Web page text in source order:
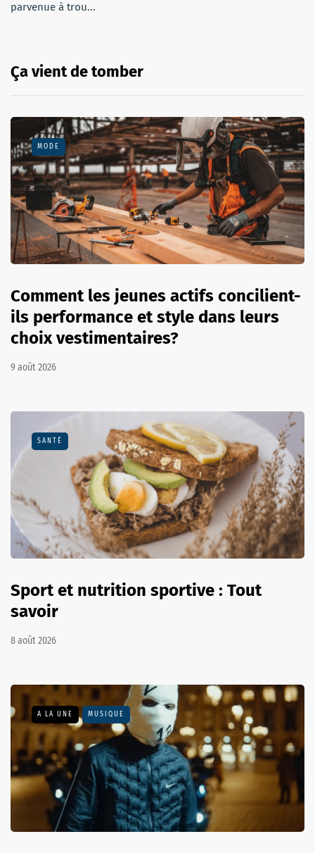
parvenue à trou...
Ça vient de tomber
MODE
Comment les jeunes actifs concilient-
ils performance et style dans leurs
choix vestimentaires?
9 août 2026
SANTÉ
Sport et nutrition sportive : Tout
savoir
8 août 2026
A LA UNE MUSIQUE